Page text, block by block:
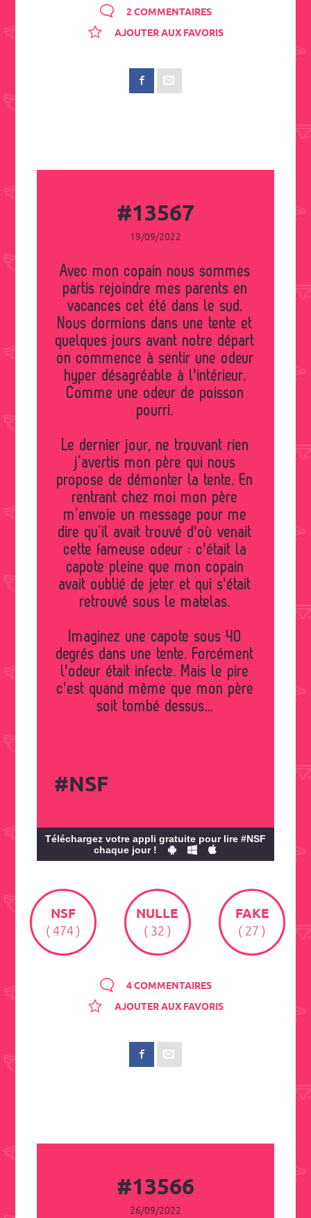
2 COMMENTAIRES
AJOUTER AUX FAVORIS
#13567
19/09/2022
Avec mon copain nous sommes
partis rejoindre mes parents en
vacances cet été dans le sud.
Nous dormions dans une tente et
quelques jours avant notre départ
on commence à sentir une odeur
hyper désagréable à l'intérieur.
Comme une odeur de poisson
pourri.
Le dernier jour, ne trouvant rien
j’avertis mon père qui nous
propose de démonter la tente. En
rentrant chez moi mon père
m’envoie un message pour me
dire qu’il avait trouvé d'où venait
cette fameuse odeur : c'était la
capote pleine que mon copain
avait oublié de jeter et qui s'était
retrouvé sous le matelas.
Imaginez une capote sous 40
degrés dans une tente. Forcément
l'odeur était infecte. Mais le pire
c'est quand même que mon père
soit tombé dessus...
#NSF
Téléchargez votre appli gratuite pour lire #NSF
chaque jour !
NSF
( 474 )
NULLE
( 32 )
FAKE
( 27 )
4 COMMENTAIRES
AJOUTER AUX FAVORIS
#13566
26/09/2022